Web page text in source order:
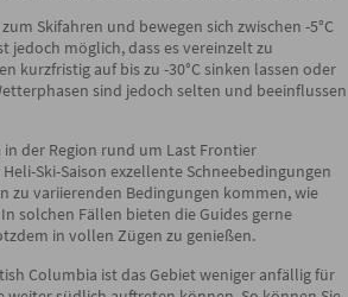
Skifahren und bewegen sich zwischen -5°C
jedoch möglich, dass es vereinzelt zu
kurzfristig auf bis zu -30°C sinken lassen oder
sind jedoch selten und beeinflussen
der Region rund um Last Frontier
Ski-Saison exzellente Schneebedingungen
zu variierenden Bedingungen kommen, wie
solchen Fällen bieten die Guides gerne
in vollen Zügen zu genießen.
Columbia ist das Gebiet weniger anfällig für